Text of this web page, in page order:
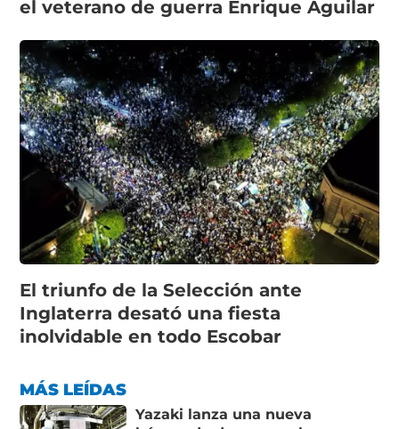
el veterano de guerra Enrique Aguilar
El triunfo de la Selección ante
Inglaterra desató una fiesta
inolvidable en todo Escobar
MÁS LEÍDAS
Yazaki lanza una nueva